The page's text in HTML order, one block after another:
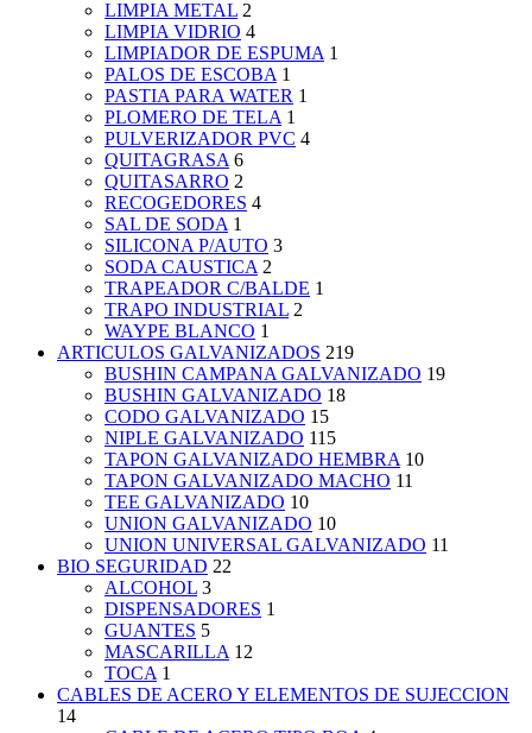
LIMPIA METAL 2
LIMPIA VIDRIO 4
LIMPIADOR DE ESPUMA 1
PALOS DE ESCOBA 1
PASTIA PARA WATER 1
PLOMERO DE TELA 1
PULVERIZADOR PVC 4
QUITAGRASA 6
QUITASARRO 2
RECOGEDORES 4
SAL DE SODA 1
SILICONA P/AUTO 3
SODA CAUSTICA 2
TRAPEADOR C/BALDE 1
TRAPO INDUSTRIAL 2
WAYPE BLANCO 1
ARTICULOS GALVANIZADOS 219
BUSHIN CAMPANA GALVANIZADO 19
BUSHIN GALVANIZADO 18
CODO GALVANIZADO 15
NIPLE GALVANIZADO 115
TAPON GALVANIZADO HEMBRA 10
TAPON GALVANIZADO MACHO 11
TEE GALVANIZADO 10
UNION GALVANIZADO 10
UNION UNIVERSAL GALVANIZADO 11
BIO SEGURIDAD 22
ALCOHOL 3
DISPENSADORES 1
GUANTES 5
MASCARILLA 12
TOCA 1
CABLES DE ACERO Y ELEMENTOS DE SUJECCION
14